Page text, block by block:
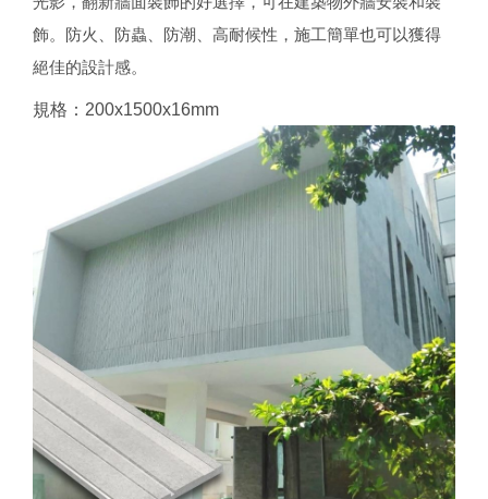
飾。防火、防蟲、防潮、高耐候性，施工簡單也可以獲得
絕佳的設計感。
規格：200x1500x16mm